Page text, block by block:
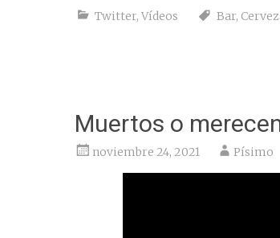
Twitter, Vídeos Bar,
Muertos o
noviembre 24, 2021 Písimo